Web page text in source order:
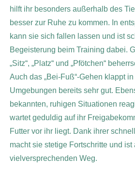
hilft ihr besonders außerhalb des
besser zur Ruhe zu kommen. In
kann sie sich fallen lassen und ist
Begeisterung beim Training dabei.
„Sitz“, „Platz“ und „Pfötchen“
Auch das „Bei-Fuß“-Gehen klappt
Umgebungen bereits sehr gut.
bekannten, ruhigen Situationen
wartet geduldig auf ihr
Futter vor ihr liegt. Dank ihrer
macht sie stetige Fortschritte und ist
vielversprechenden Weg.